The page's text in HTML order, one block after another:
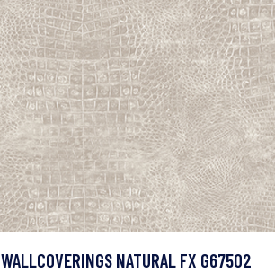
NATURAL FX G67502